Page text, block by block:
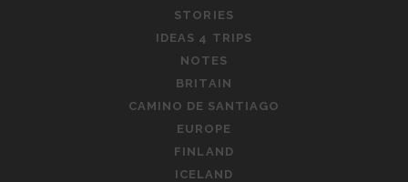
STORIES
IDEAS 4 TRIPS
NOTES
BRITAIN
CAMINO DE SANTIAGO
EUROPE
FINLAND
ICELAND